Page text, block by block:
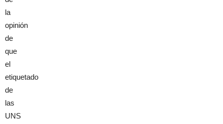
la
opinión
de
que
el
etiquetado
de
las
UNS